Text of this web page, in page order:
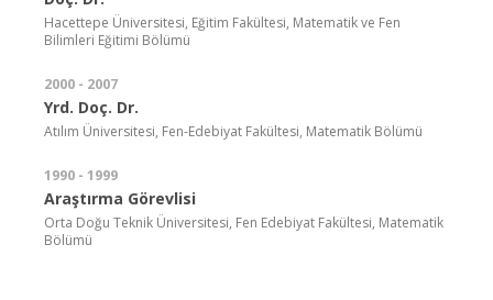
Hacettepe Üniversitesi, Eğitim Fakültesi, Matematik ve Fen
Bilimleri Eğitimi Bölümü
2000 - 2007
Yrd. Doç. Dr.
Atılım Üniversitesi, Fen-Edebiyat Fakültesi, Matematik Bölümü
1990 - 1999
Araştırma Görevlisi
Orta Doğu Teknik Üniversitesi, Fen Edebiyat Fakültesi, Matematik
Bölümü